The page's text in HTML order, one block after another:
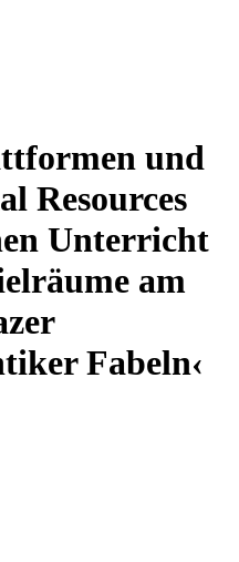
und
Resources
Unterricht
am
Fabeln‹